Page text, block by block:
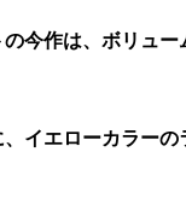
今作は、ボリュ
イエローカラーの